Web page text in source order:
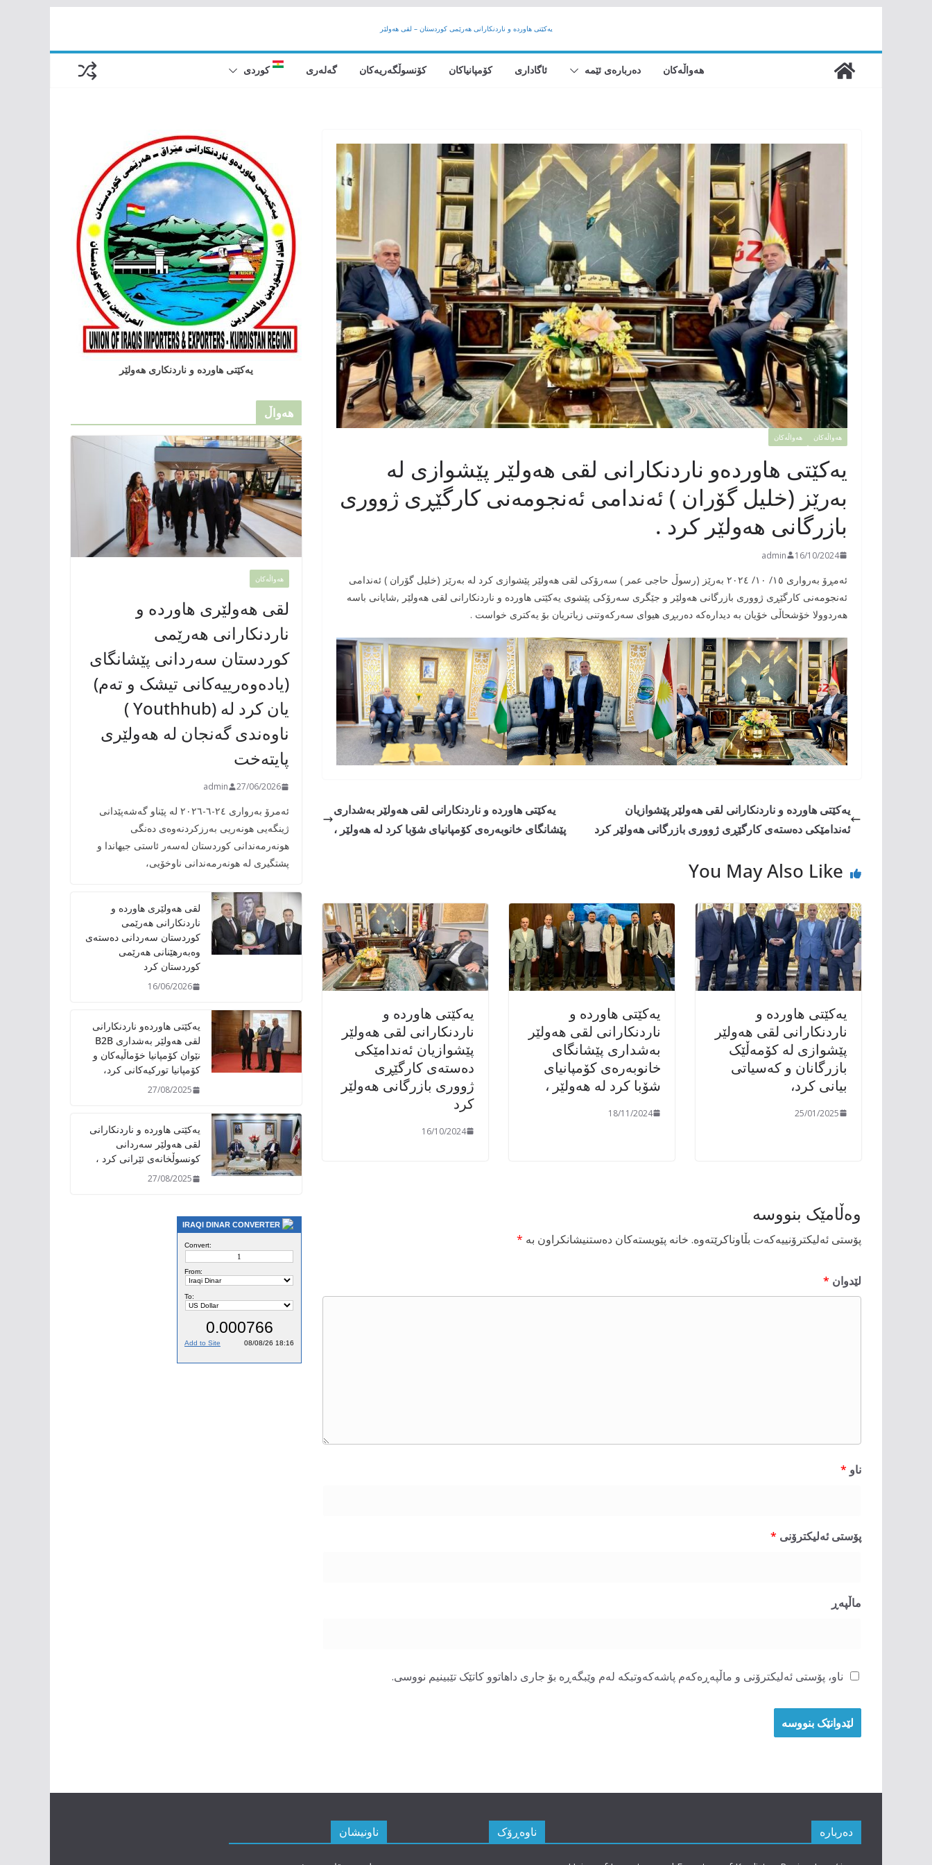
content
یەکێتی هاوردە و ناردنکارانی هەرێمى کوردستان – لقی هەولێر
هەواڵەکان دەربارەی ئێمە ئاگاداری کۆمپانیاکان کۆنسوڵگەریەکان گەلەری کوردی
هەواڵەکان هەواڵەکان
یەکێتی هاوردەو ناردنکارانی لقی هەولێر پێشوازی لە
بەرێز (خلیل گۆران ) ئەندامی ئەنجومەنی کارگێڕی ژووری
بازرگانی هەولێر کرد .
16/10/2024
admin
ئەمڕۆ بەرواری ١٥/ ١٠/ ٢٠٢٤ بەرێز (رسوڵ حاجی عمر ) سەرۆکی لقی هەولێر پێشوازی کرد لە بەرێز (خلیل گۆران ) ئەندامی
ئەنجومەنی کارگێڕی ژووری بازرگانی هەولێر و جێگری سەرۆکی پێشوی یەکێتی هاوردە و ناردنکارانی لقی هەولێر ,شایانی باسە
هەردوولا خۆشحاڵی خۆیان بە دیدارەکە دەربڕی هیوای سەرکەوتنی زیاتریان بۆ یەکتری خواست .
یەکێتی هاوردە و ناردنکارانی لقی هەولێر پێشوازیان
ئەندامێکی دەستەی کارگێڕی ژووری بازرگانی هەولێر کرد
یەکێتی هاوردە و ناردنکارانی لقی هەولێر بەشداری
پێشانگای خانوبەرەی کۆمپانیای شۆبا کرد لە هەولێر ،
You May Also Like
یەکێتی هاوردە و
ناردنکارانی لقی هەولێر
پێشوازی لە کۆمەڵێک
بازرگانان و کەسیاتی
بیانی کرد،
25/01/2025
یەکێتی هاوردە و
ناردنکارانی لقی هەولێر
بەشداری پێشانگای
خانوبەرەی کۆمپانیای
شۆبا کرد لە هەولێر ،
18/11/2024
یەکێتی هاوردە و
ناردنکارانی لقی هەولێر
پێشوازیان ئەندامێکی
دەستەی کارگێڕی
ژووری بازرگانی هەولێر
کرد
16/10/2024
وەڵامێک بنووسە
پۆستی ئەلیکترۆنییەکەت بڵاوناکرێتەوە. خانە پێویستەکان دەستنیشانکراون بە *
لێدوان *
ناو *
پۆستی ئەلیکترۆنی *
ماڵپه‌ڕ
ناو، پۆستی ئەلیکترۆنی و ماڵپەڕەکەم پاشەکەوتبکە لەم وێبگەڕە بۆ جاری داهاتوو کاتێک تێبینیم نووسی.
یەکێتی هاوردە و ناردنکاری هەولێر
هەواڵ
هەواڵەکان
لقی هەولێری هاوردە و
ناردنکارانی هەرێمی
کوردستان سەردانی پێشانگای
(یادەوەرییەکانی تیشک و تەم)
یان کرد لە (Youthhub )
ناوەندی گەنجان لە هەولێری
پایتەخت
27/06/2026
admin
ئەمرۆ بەرواری ٢٤-٦-٢٠٢٦ لە پێناو گەشەپێدانی
ژینگەیی هونەریی بەرزکردنەوەی دەنگی
هونەرمەندانی کوردستان لەسەر ئاستی جیهاندا و
پشتگیری لە هونەرمەندانی ناوخۆیی،
لقی هەولێری هاوردە و
ناردنکارانی هەرێمی
کوردستان سەردانی دەستەی
وەبەرهێنانی هەرێمی
کوردستان کرد
16/06/2026
یەکێتی هاوردەو ناردنکارانی
لقی هەولێر بەشداری B2B
نێوان کۆمپانیا خۆماڵیەکان و
کۆمپانیا تورکیەکانی کرد،
27/08/2025
یەکێتی هاوردە و ناردنکارانی
لقی هەولێر سەردانی
کونسوڵخانەی ئێرانی کرد ،
27/08/2025
IRAQI DINAR CONVERTER
دەربارە ناوەڕۆک ناونیشان